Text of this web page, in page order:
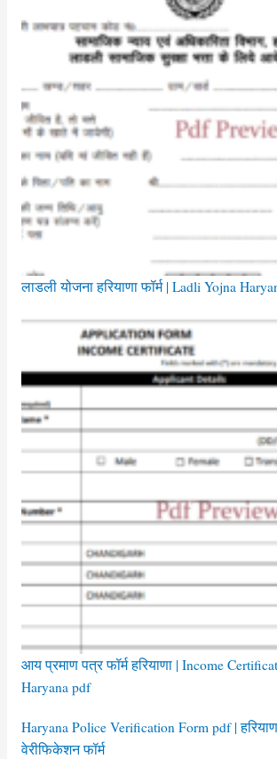
लाडली योजना हरियाणा फॉर्म | Ladli Yojna
आय प्रमाण पत्र फॉर्म हरियाणा | Income
Haryana pdf
Haryana Police Verification Form pdf |
वेरीफिकेशन फॉर्म